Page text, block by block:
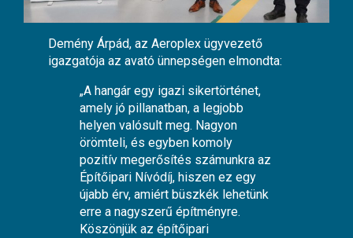
Demény Árpád, az Aeroplex ügyvezető
igazgatója az avató ünnepségen elmondta:
„A hangár egy igazi sikertörténet,
amely jó pillanatban, a legjobb
helyen valósult meg. Nagyon
örömteli, és egyben komoly
pozitív megerősítés számunkra az
Építőipari Nívódíj, hiszen ez egy
újabb érv, amiért büszkék lehetünk
erre a nagyszerű építményre.
Köszönjük az építőipari